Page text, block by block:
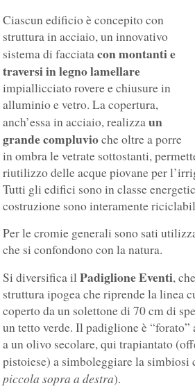
Ciascun edificio è concepito con
struttura in acciaio, un innovativo
sistema di facciatacon montanti e
traversi in legno lamellare
impiallicciato rovere e chiusure in
alluminio e vetro. La copertura,
anch’essa in acciaio, realizzaun
grande compluvioche oltre a porre
in ombra le vetrate sottostanti,
riutilizzo delle acque piovane per
Tutti gli edifici sono in classe
costruzione sono interamente
Per le cromie generali sono sati
che si confondono con la natura.
Si diversifica ilPadiglione Eventi,
struttura ipogea che riprende la linea
coperto da un solettone di 70 cm di
un tetto verde. Il padiglione è “forato”
a un olivo secolare, qui trapiantato
pistoiese) a simboleggiare la simbiosi
piccola sopra a destra).